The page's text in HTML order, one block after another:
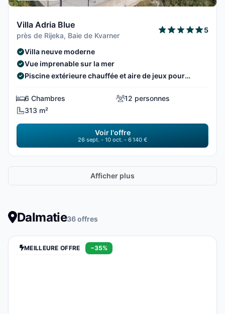
Villa Adria Blue
près de Rijeka, Baie de Kvarner
5
Villa neuve moderne
Vue imprenable sur la mer
Piscine extérieure chauffée et aire de jeux pour
6 Chambres
12 personnes
313 m²
Voir l'offre
26 sept. - 10 oct. - 6 140 €
Afficher plus
Dalmatie36 offres
MEILLEURE OFFRE −35%